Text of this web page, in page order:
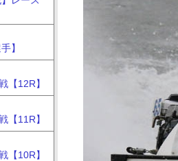
】
【12R】
【11R】
【10R】